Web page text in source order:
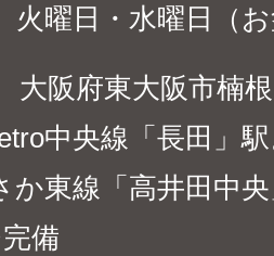
日・水曜日（お
阪府東大阪市楠
中央線「長田」
か東線「高井田中
備